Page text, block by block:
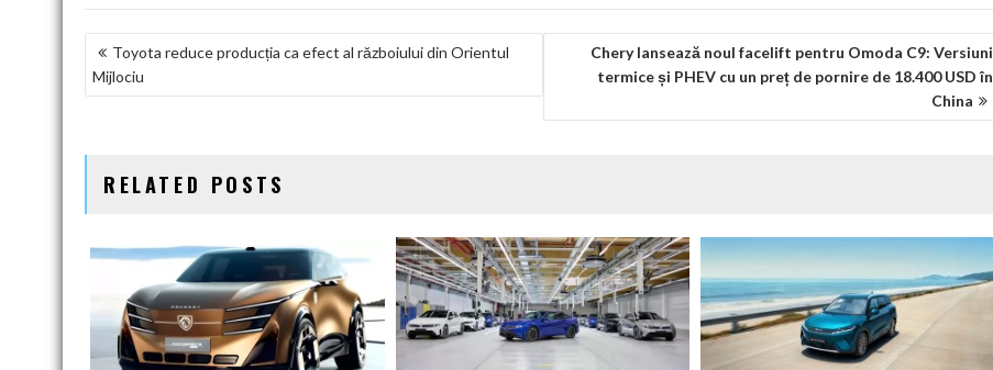
NAVIGARE
ÎN
Toyota reduce producția ca efect al războiului din Orientul
Mijlociu
Chery lansează noul facelift pentru Omoda C9: Versiuni
termice și PHEV cu un preț de pornire de 18.400 USD în
China
RELATED POSTS